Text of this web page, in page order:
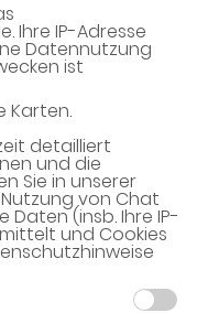
Ihre IP-Adresse
Datennutzung
ist
Karten.
detailliert
und die
Sie in unserer
Nutzung von Chat
(insb. Ihre IP-
und Cookies
Apotheke
vor Ort